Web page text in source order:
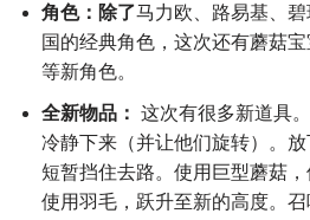
角色：除了马力欧、路易基、
国的经典角色，这次还有蘑菇
等新角色。
全新物品： 这次有很多新道具
冷静下来（并让他们旋转）。
短暂挡住去路。使用巨型蘑菇，
使用羽毛，跃升至新的高度。